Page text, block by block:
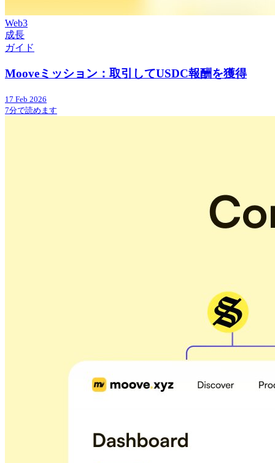
Web3
成長
ガイド
Mooveミッション：取引してUSDC報酬を獲得
17 Feb 2026
7分で読めます